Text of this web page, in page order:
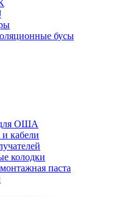
бусы
для ОША
кабели
колодки
паста